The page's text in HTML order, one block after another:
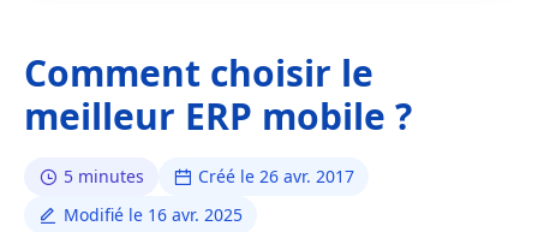
Comment choisir le
meilleur ERP mobile ?
5 minutes
Créé le 26 avr. 2017
Modifié le 16 avr. 2025